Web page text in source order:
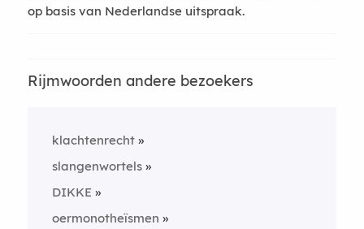
op basis van Nederlandse uitspraak.
Rijmwoorden andere bezoekers
klachtenrecht
slangenwortels
DIKKE
oermonotheïsmen